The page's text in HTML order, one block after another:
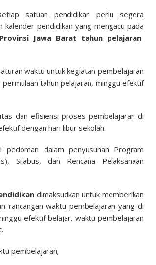
satuan pendidikan perlu segera
pendidikan yang mengacu pada
Jawa Barat tahun pelajaran
waktu untuk kegiatan pembelajaran
tahun pelajaran, minggu efektif
dan efisiensi proses pembelajaran di
dengan hari libur sekolah.
pedoman dalam penyusunan Program
Silabus, dan Rencana Pelaksanaan
dimaksudkan untuk memberikan
rancangan waktu pembelajaran yang di
efektif belajar, waktu pembelajaran
pembelajaran;